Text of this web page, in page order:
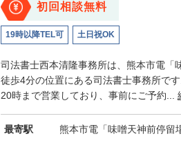
初回相談無料
19時以降TEL可 土日祝OK
司法書士西本清隆事務所は、熊本市電「
徒歩4分の位置にある司法書士事務所で
20時まで営業しており、事前にご予約...
最寄駅 熊本市電「味噌天神前停留